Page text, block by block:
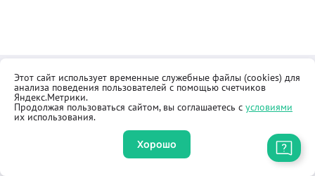
Контакты
Как купить
Общественная приёмная
Реквизиты
Оферта
Правила продажи товаров
Этот сайт использует временные служебные файлы (cookies) для
анализа поведения пользователей с помощью счетчиков
Яндекс.Метрики.
Продолжая пользоваться сайтом, вы соглашаетесь с условиями
их использования.
Хорошо